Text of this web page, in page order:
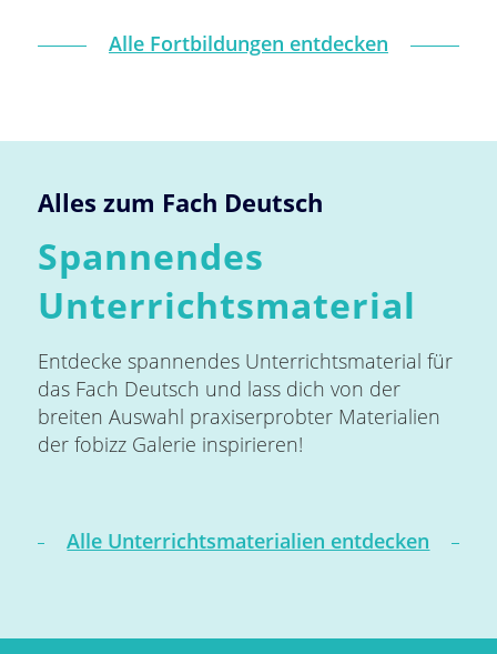
Alle Fortbildungen entdecken
Alles zum Fach Deutsch
Spannendes
Unterrichtsmaterial
Entdecke spannendes Unterrichtsmaterial für
das Fach Deutsch und lass dich von der
breiten Auswahl praxiserprobter Materialien
der fobizz Galerie inspirieren!
Alle Unterrichtsmaterialien entdecken